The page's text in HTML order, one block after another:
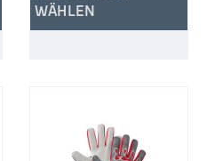
WÄHLEN